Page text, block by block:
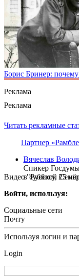
Борис Бринер:
Реклама
Реклама
Видео "Русской
Читать рекламные
Партнер
Вячеслав
Спикер
в субботу, 25
Войти, используя:
Социальные сети
Почту
Используя логин и
Login